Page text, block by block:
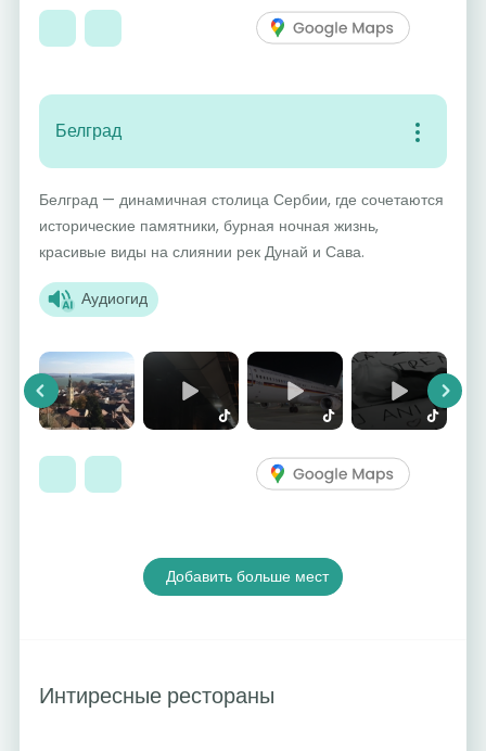
Белград
Белград — динамичная столица Сербии, где сочетаются
исторические памятники, бурная ночная жизнь,
красивые виды на слиянии рек Дунай и Сава.
Аудиогид
Previous Next
Добавить больше мест
Интиресные рестораны